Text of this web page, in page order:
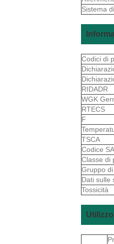
Sistema
Codici di
RIDADR
WGK
RTECS
F
TSCA
Codice SA
Classe di
Gruppo
Dati sulle
Tossicità